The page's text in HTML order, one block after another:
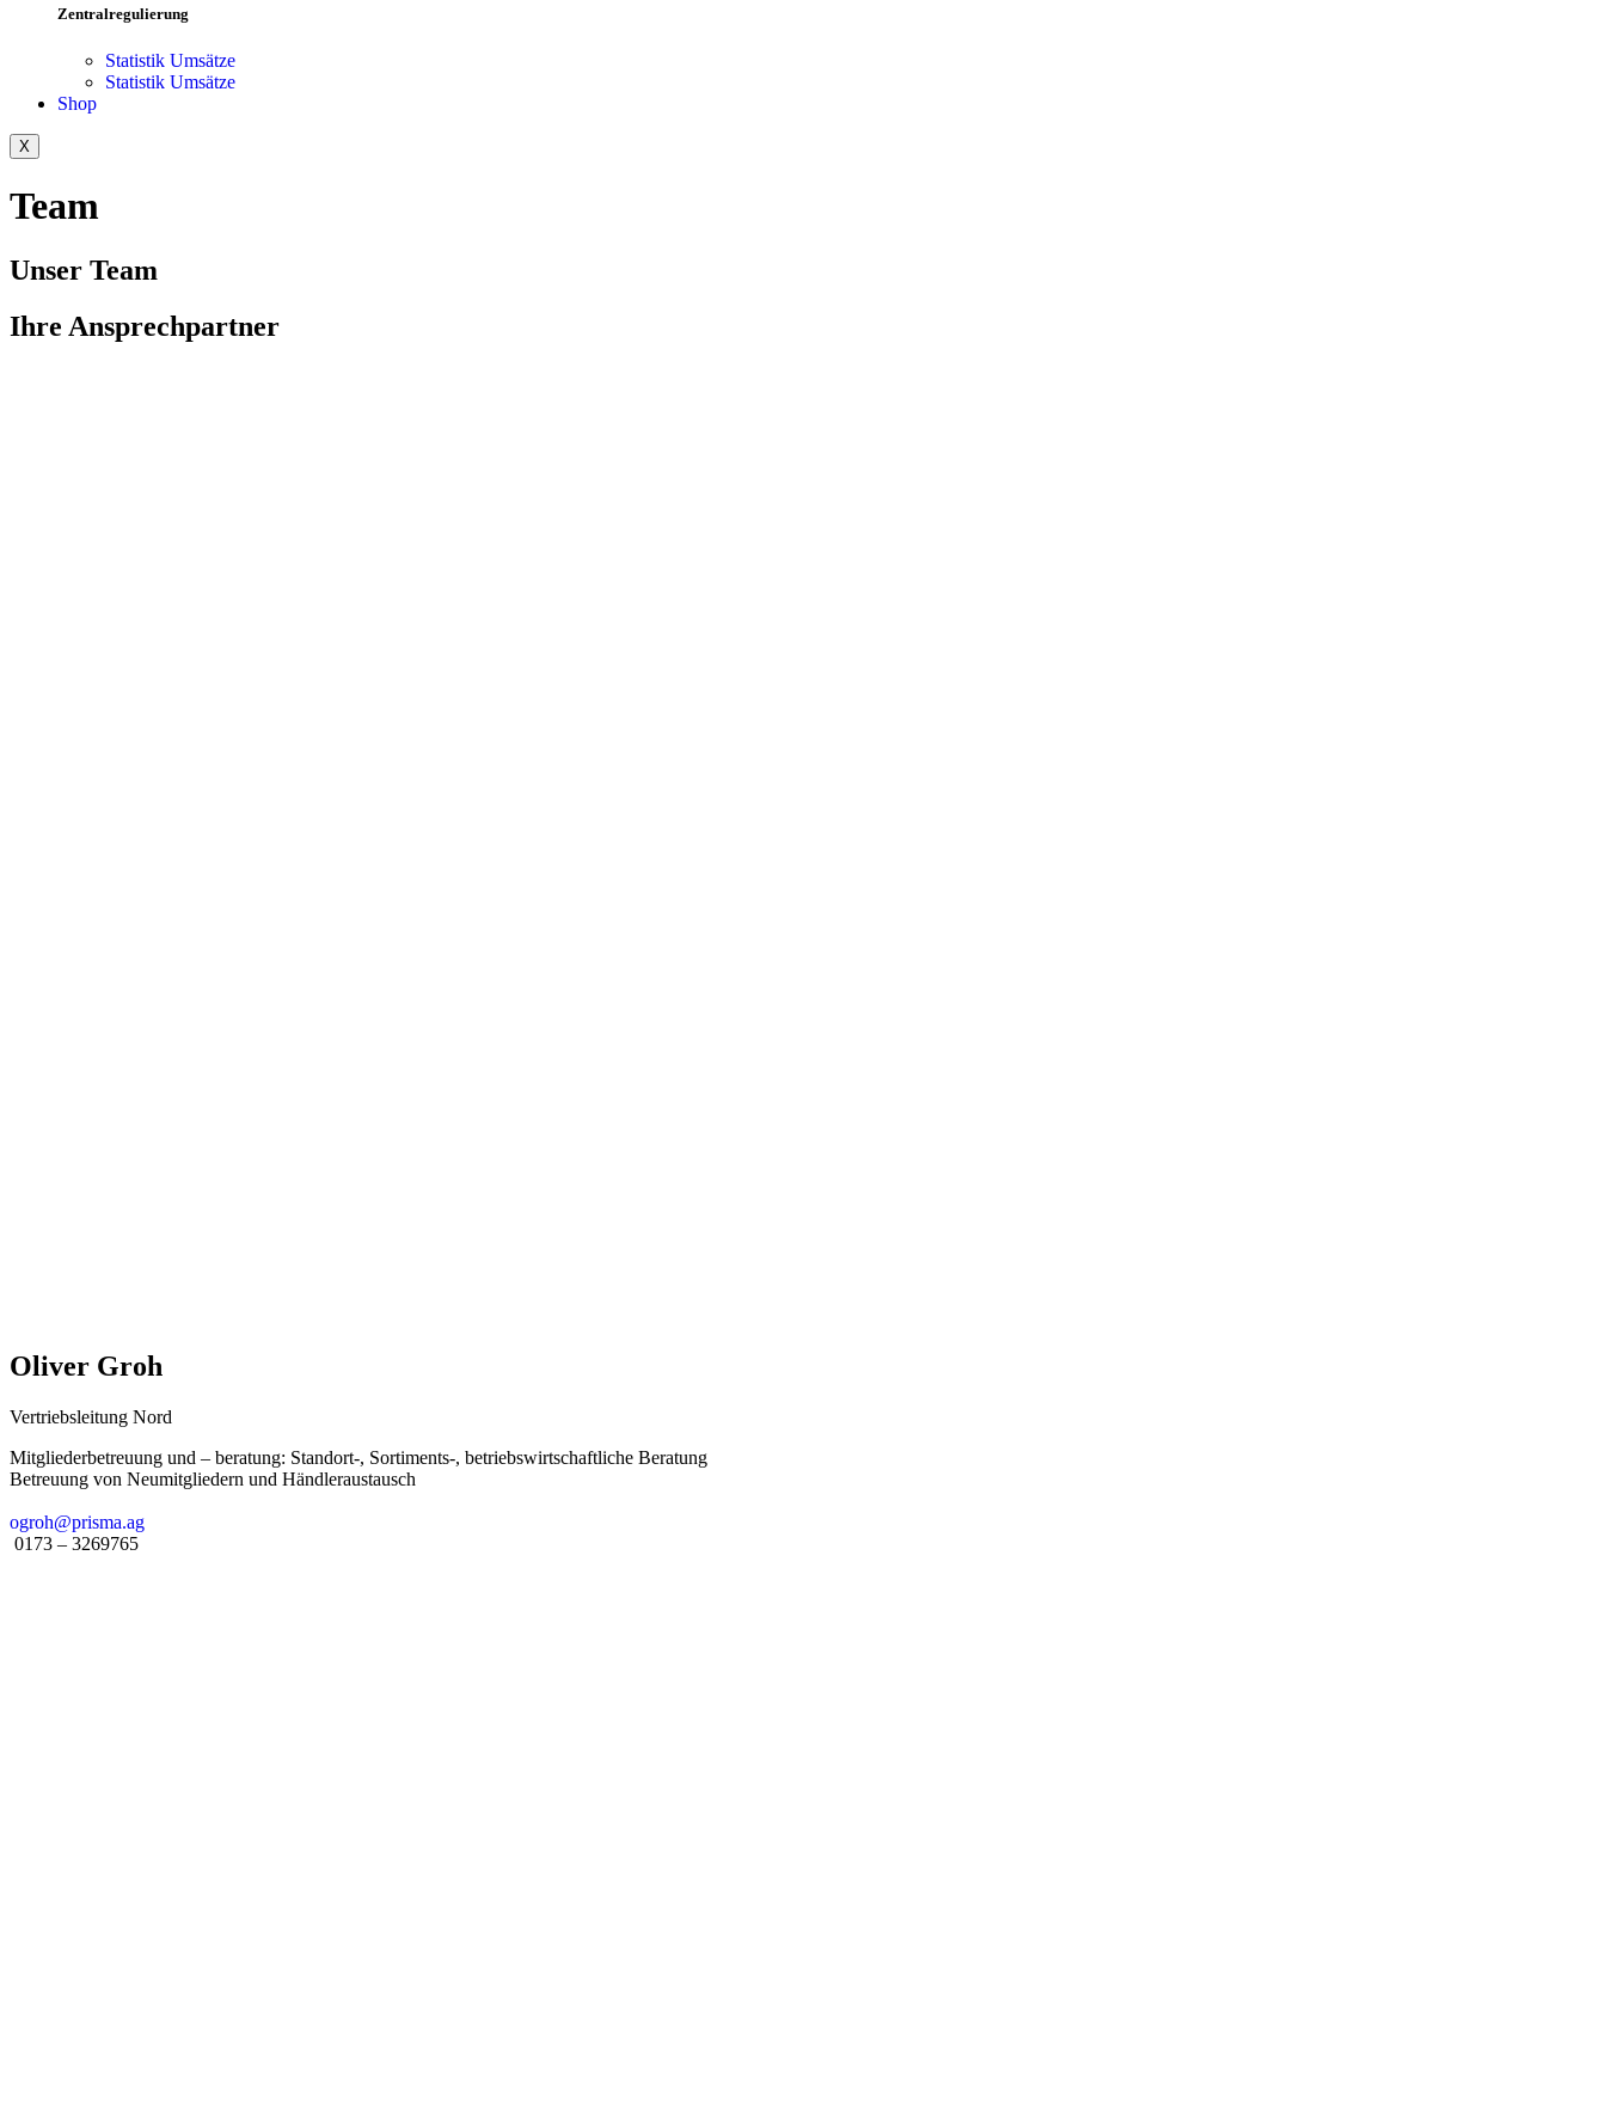
Zentralregulierung
Statistik Umsätze
Statistik Umsätze
Shop
X
Team
Unser Team
Ihre Ansprechpartner
Oliver Groh
Vertriebsleitung Nord
Mitgliederbetreuung und – beratung: Standort-, Sortiments-, betriebswirtschaftliche Beratung
Betreuung von Neumitgliedern und Händleraustausch
ogroh@prisma.ag
0173 – 3269765